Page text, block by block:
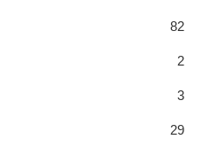
82
2
3
29